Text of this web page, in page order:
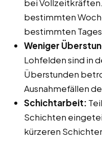
bei
bestimmten
bestimmten
Weniger
Lohfelden sind in
Überstunden
Ausnahmefällen
Schichtarbeit:
Schichten
kürzeren